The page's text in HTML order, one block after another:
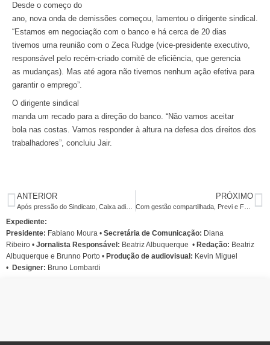
Desde o começo do
ano, nova onda de demissões começou, lamentou o dirigente sindical.
“Estamos em negociação com o banco e há cerca de 20 dias
tivemos uma reunião com o Zeca Rudge (vice-presidente executivo,
responsável pelo recém-criado comitê de eficiência, que gerencia
as mudanças). Mas até agora não tivemos nenhum ação efetiva para
garantir o emprego”.
O dirigente sindical
manda um recado para a direção do banco. “Não vamos aceitar
bola nas costas. Vamos responder à altura na defesa dos direitos dos
trabalhadores”, concluiu Jair.
ANTERIOR PRÓXIMO
Com gestão compartilhada, Previ e Funcef crescem acima da média
Expediente:
Presidente: Fabiano Moura • Secretária de Comunicação: Diana
Ribeiro • Jornalista Responsável: Beatriz Albuquerque • Redação: Beatriz
Albuquerque e Brunno Porto • Produção de audiovisual: Kevin Miguel
• Designer: Bruno Lombardi